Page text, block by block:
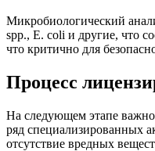
Микробиологический
spp., E. coli и другие, что
что критично для
Процесс
На следующем этапе важно
ряд специализированных
отсутствие вредных